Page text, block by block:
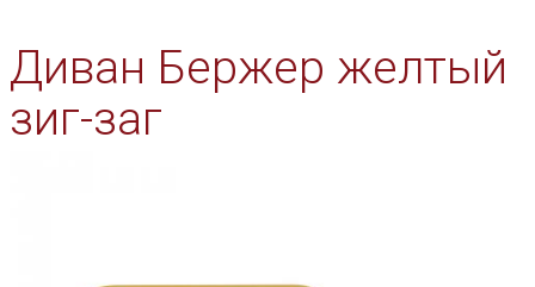
Диван Бержер желтый
зиг-заг